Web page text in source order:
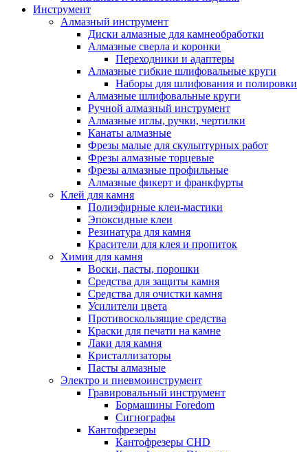
Инструмент
Алмазный инструмент
Диски алмазные для камнеобработки
Алмазные сверла и коронки
Переходники и адаптеры
Алмазные гибкие шлифовальные круги
Наборы для шлифования и полировки
Алмазные шлифовальные круги
Ручной алмазный инструмент
Алмазные иглы, ручки, чертилки
Канаты алмазные
Фрезы малые для скульптурных работ
Фрезы алмазные торцевые
Фрезы алмазные профильные
Алмазные фикерт и франкфурты
Клей для камня
Полиэфирные клеи-мастики
Эпоксидные клеи
Резинатура для камня
Красители для клея и пропиток
Химия для камня
Воски, пасты, порошки
Средства для защиты камня
Средства для очистки камня
Усилители цвета
Противоскользящие средства
Краски для печати на камне
Лаки для камня
Кристаллизаторы
Пасты алмазные
Электро и пневмоинструмент
Гравировальный инструмент
Бормашины Foredom
Сигнографы
Кантофрезеры
Кантофрезеры CHD